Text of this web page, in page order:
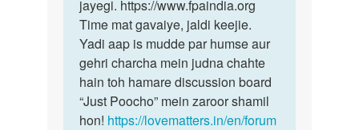
jayegi. https://www.fpaindia.org
Time mat gavaiye, jaldi keejie.
Yadi aap is mudde par humse aur
gehri charcha mein judna chahte
hain toh hamare discussion board
“Just Poocho” mein zaroor shamil
hon! https://lovematters.in/en/forum